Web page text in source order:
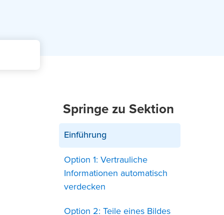
Springe zu Sektion
Einführung
Option 1: Vertrauliche
Informationen automatisch
verdecken
Option 2: Teile eines Bildes